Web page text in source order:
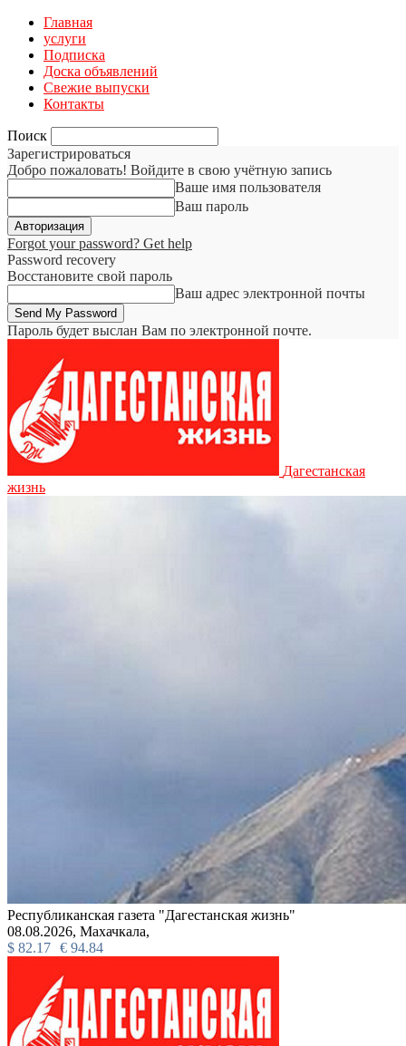
Главная
услуги
Подписка
Доска объявлений
Свежие выпуски
Контакты
Поиск
Зарегистрироваться
Добро пожаловать! Войдите в свою учётную запись
Ваше имя пользователя
Ваш пароль
Forgot your password? Get help
Password recovery
Восстановите свой пароль
Ваш адрес электронной почты
Пароль будет выслан Вам по электронной почте.
Дагестанская
жизнь
Республиканская газета "Дагестанская жизнь"
08.08.2026, Махачкала,
$ 82.17 € 94.84